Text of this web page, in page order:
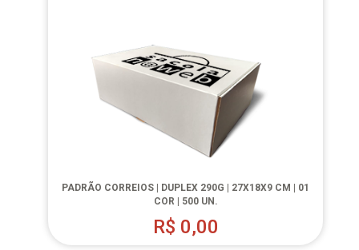
PADRÃO CORREIOS | DUPLEX 290G | 27X18X9 CM | 01
COR | 500 UN.
R$ 0,00